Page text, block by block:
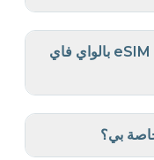
كيف تتم مقارنة استخدام شريحة eSIM بالواي فاي